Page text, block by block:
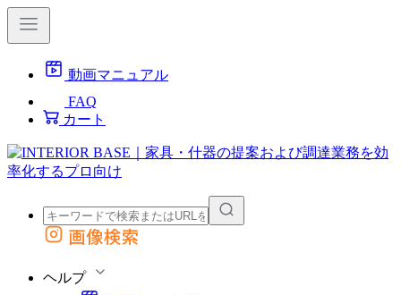
動画マニュアル
FAQ
カート
外部サイトの商品をカートに追加
画像検索
ヘルプ